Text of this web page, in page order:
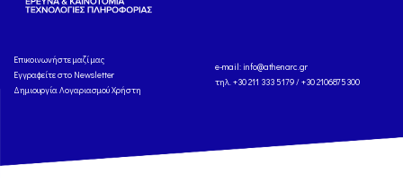
Eπικοινωνήστε μαζί μας
Εγγραφείτε στο Newsletter
Δημιουργία Λογαριασμού Χρήστη
e-mail: info@athenarc.gr
τηλ. +30 211 333 5179 / +30 2106875300